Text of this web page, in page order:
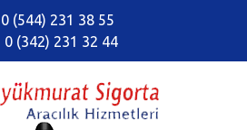
0 (544) 231 38 55
0 (342) 231 32 44